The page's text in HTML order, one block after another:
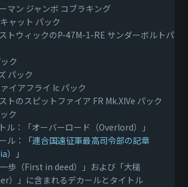
マン ジャンボ コブラキング
ャット パック
トウィックのP-47M-1-RE サンダーボルトパ
ク
パック
イアフライ Ic パック
トのスピットファイア FR Mk.XIVe パック
ク
ル：「オーバーロード（Overlord）」
ル：
「連合国遠征軍最高司令部の記章
）」
歩（First in deed）」および「大槌
）」に含まれるデカールとタイトル